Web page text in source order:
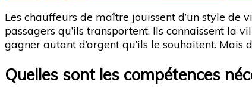
Les chauffeurs de maître jouissent d’un style de
passagers qu’ils transportent. Ils connaissent la
gagner autant d’argent qu’ils le souhaitent.
Quelles sont les compétences